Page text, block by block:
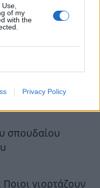
of my
with the
Privacy Policy
σπουδαίου
γιορτάζουν